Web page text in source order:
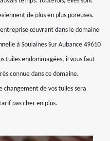
de plus en plus poreuses.
entreprise œuvrant dans le domaine
à Soulaines Sur Aubance 49610
tuiles endommagées, il vous faut
connue dans ce domaine.
changement de vos tuiles sera
pas cher en plus.